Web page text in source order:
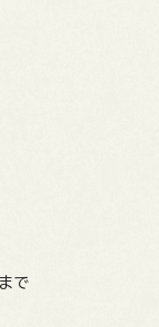
で